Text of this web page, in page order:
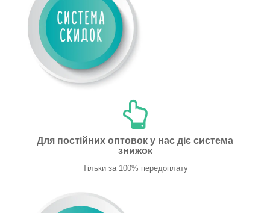
Для постійних оптовок у нас діє система
знижок
Тільки за 100% передоплату